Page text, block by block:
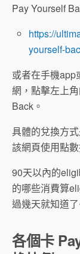
Pay Yourself
https://
yourself-
或者在手機app
網，點擊左上
Back。
具體的兌換方
該網頁使用點
90天以內的
的哪些消費算
過幾天就知道
各個卡